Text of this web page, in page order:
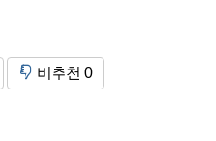
비추천 0